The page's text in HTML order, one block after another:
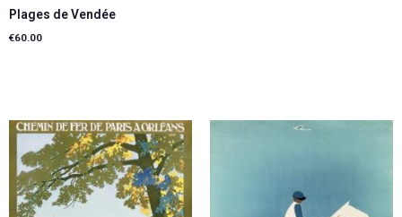
Plages de Vendée
€60.00